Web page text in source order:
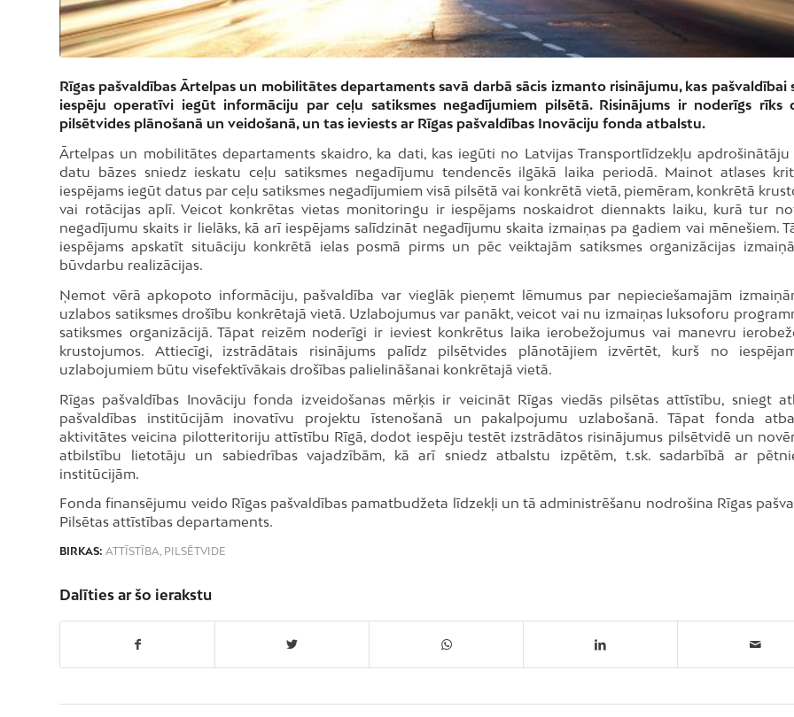
Rīgas pašvaldības Ārtelpas un mobilitātes departaments savā darbā sācis izmanto risinājumu, kas pašvaldībai
iespēju operatīvi iegūt informāciju par ceļu satiksmes negadījumiem pilsētā. Risinājums ir noderīgs rīks
pilsētvides plānošanā un veidošanā, un tas ieviests ar Rīgas pašvaldības Inovāciju fonda atbalstu.
Ārtelpas un mobilitātes departaments skaidro, ka dati, kas iegūti no Latvijas Transportlīdzekļu apdrošinātāju
datu bāzes sniedz ieskatu ceļu satiksmes negadījumu tendencēs ilgākā laika periodā. Mainot atlases
iespējams iegūt datus par ceļu satiksmes negadījumiem visā pilsētā vai konkrētā vietā, piemēram, konkrētā
vai rotācijas aplī. Veicot konkrētas vietas monitoringu ir iespējams noskaidrot diennakts laiku, kurā tur
negadījumu skaits ir lielāks, kā arī iespējams salīdzināt negadījumu skaita izmaiņas pa gadiem vai mēnešiem.
iespējams apskatīt situāciju konkrētā ielas posmā pirms un pēc veiktajām satiksmes organizācijas
būvdarbu realizācijas.
Ņemot vērā apkopoto informāciju, pašvaldība var vieglāk pieņemt lēmumus par nepieciešamajām
uzlabos satiksmes drošību konkrētajā vietā. Uzlabojumus var panākt, veicot vai nu izmaiņas luksoforu
satiksmes organizācijā. Tāpat reizēm noderīgi ir ieviest konkrētus laika ierobežojumus vai manevru
krustojumos. Attiecīgi, izstrādātais risinājums palīdz pilsētvides plānotājiem izvērtēt, kurš no
uzlabojumiem būtu visefektīvākais drošības palielināšanai konkrētajā vietā.
Rīgas pašvaldības Inovāciju fonda izveidošanas mērķis ir veicināt Rīgas viedās pilsētas attīstību, sniegt
pašvaldības institūcijām inovatīvu projektu īstenošanā un pakalpojumu uzlabošanā. Tāpat fonda
aktivitātes veicina pilotteritoriju attīstību Rīgā, dodot iespēju testēt izstrādātos risinājumus pilsētvidē un
atbilstību lietotāju un sabiedrības vajadzībām, kā arī sniedz atbalstu izpētēm, t.sk. sadarbībā ar
institūcijām.
Fonda finansējumu veido Rīgas pašvaldības pamatbudžeta līdzekļi un tā administrēšanu nodrošina Rīgas
Pilsētas attīstības departaments.
BIRKAS: ATTĪSTĪBA, PILSĒTVIDE
Dalīties ar šo ierakstu